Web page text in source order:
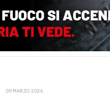
09 MARZO 2026